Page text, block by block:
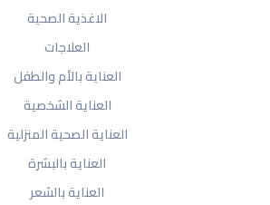
الاغذية الصحية
العلاجات
العناية بالأم والطفل
العناية الشخصية
العناية الصحية المنزلية
العناية بالبشرة
العناية بالشعر